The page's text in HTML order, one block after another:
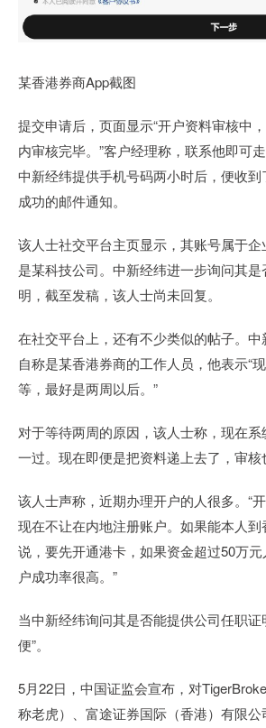
某香港券商App截图
提交申请后，页面显示“开户资料审核中
内审核完毕。”客户经理称，联系他即可
中新经纬提供手机号码两小时后，便收
成功的邮件通知。
该人士社交平台主页显示，其账号属于
是某科技公司。中新经纬进一步询问其
明，截至发稿，该人士尚未回复。
在社交平台上，还有不少类似的帖子。
自称是某香港券商的工作人员，他表示“
等，最好是两周以后。”
对于等待两周的原因，该人士称，现在
一过。现在即便是把资料递上去了，审核
该人士声称，近期办理开户的人很多。“
现在不让在内地注册账户。如果能本人
说，要先开通港卡，如果资金超过50万
户成功率很高。”
当中新经纬询问其是否能提供公司任职证
便”。
5月22日，中国证监会宣布，对
称老虎）、富途证券国际（香港）有限